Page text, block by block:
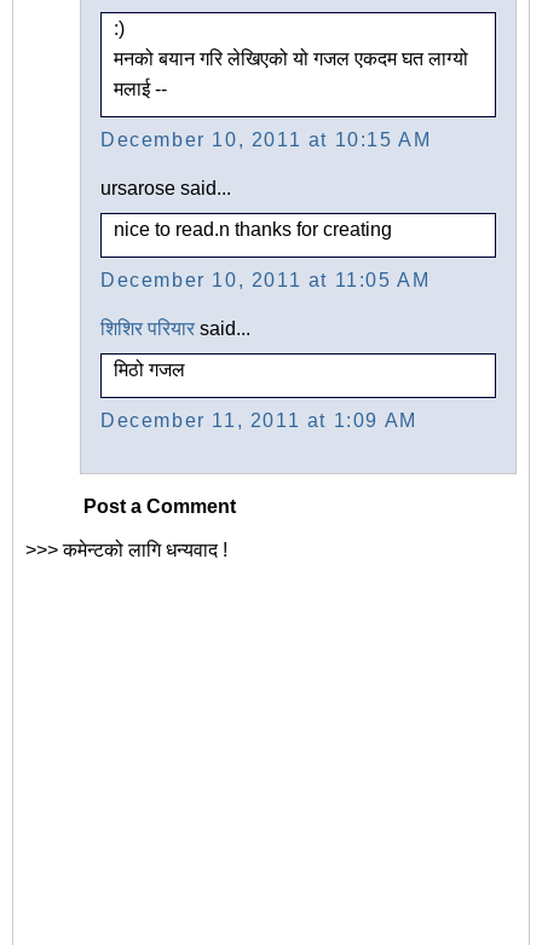
:)
मनको बयान गरि लेखिएको यो गजल एकदम घत लाग्यो
मलाई --
December 10, 2011 at 10:15 AM
ursarose said...
nice to read.n thanks for creating
December 10, 2011 at 11:05 AM
शिशिर परियार said...
मिठो गजल
December 11, 2011 at 1:09 AM
Post a Comment
>>> कमेन्टको लागि धन्यवाद !